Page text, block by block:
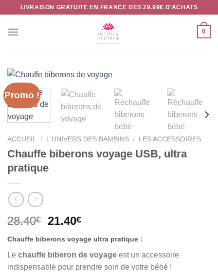
Passer
contenu
LIVRAISON GRATUITE EN FRANCE DES 29.99€ D'ACHATS
0
Promo !
ACCUEIL / L'UNIVERS DES BAMBINS / LES ACCESSOIRES
Chauffe biberons voyage USB, ultra
pratique
28.40€
Le
initial
était :
28.40€.
21.40€Le
actuel
est :
21.40€.
Chauffe biberons voyage ultra pratique :
Le chauffe biberon de voyage est un accessoire
indispensable pour prendre soin de votre bébé !